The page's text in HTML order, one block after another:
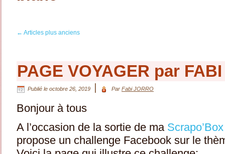
← Articles plus anciens
PAGE VOYAGER par
Publié le octobre 26, 2019 Par Fabi JORRO
Bonjour à tous
A l’occasion de la sortie de ma
propose un challenge Facebook sur le